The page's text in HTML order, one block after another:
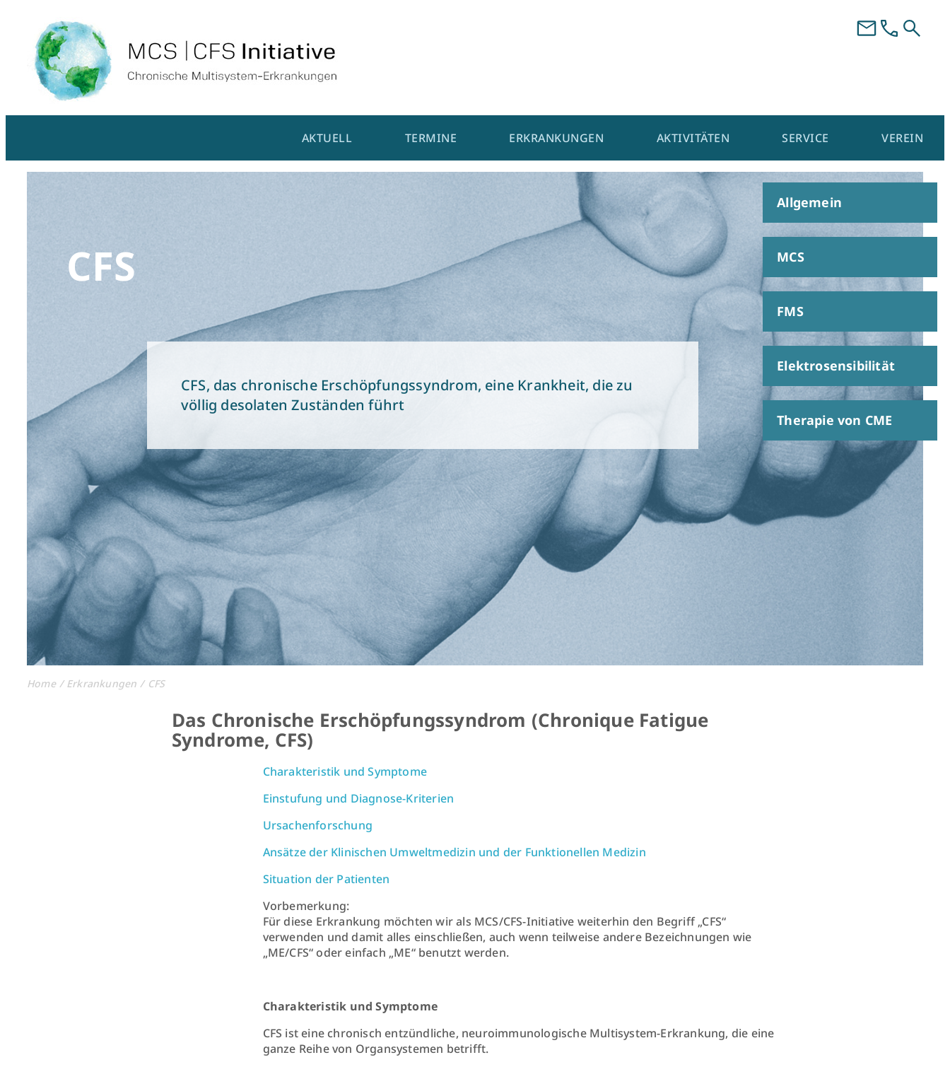
AKTUELL TERMINE ERKRANKUNGEN AKTIVITÄTEN SERVICE VEREIN
CFS
CFS, das chronische Erschöpfungssyndrom, eine Krankheit, die zu
völlig desolaten Zuständen führt
Allgemein
MCS
FMS
Elektrosensibilität
Therapie von CME
Home Erkrankungen CFS
Das Chronische Erschöpfungssyndrom (Chronique Fatigue
Syndrome, CFS)
Charakteristik und Symptome
Einstufung und Diagnose-Kriterien
Ursachenforschung
Ansätze der Klinischen Umweltmedizin und der Funktionellen Medizin
Situation der Patienten
Vorbemerkung:
Für diese Erkrankung möchten wir als MCS/CFS-Initiative weiterhin den Begriff „CFS“
verwenden und damit alles einschließen, auch wenn teilweise andere Bezeichnungen wie
„ME/CFS“ oder einfach „ME“ benutzt werden.
Charakteristik und Symptome
CFS ist eine chronisch entzündliche, neuroimmunologische Multisystem-Erkrankung, die eine
ganze Reihe von Organsystemen betrifft.